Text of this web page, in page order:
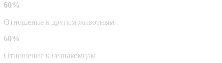
60%
Отношение к другим животным
60%
Отношение к незнакомцам